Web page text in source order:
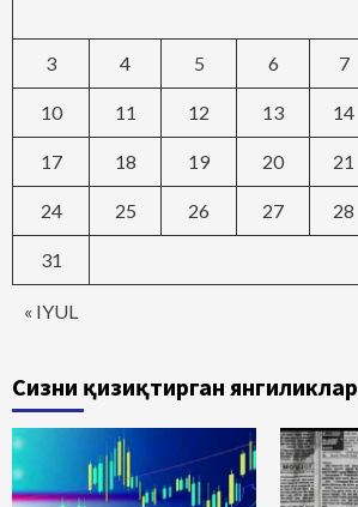
« IYUL
3 4 5 6 7
10 11 12 13 14
17 18 19 20 21
24 25 26 27 28
31
Сизни қизиқтирган янгиликлар